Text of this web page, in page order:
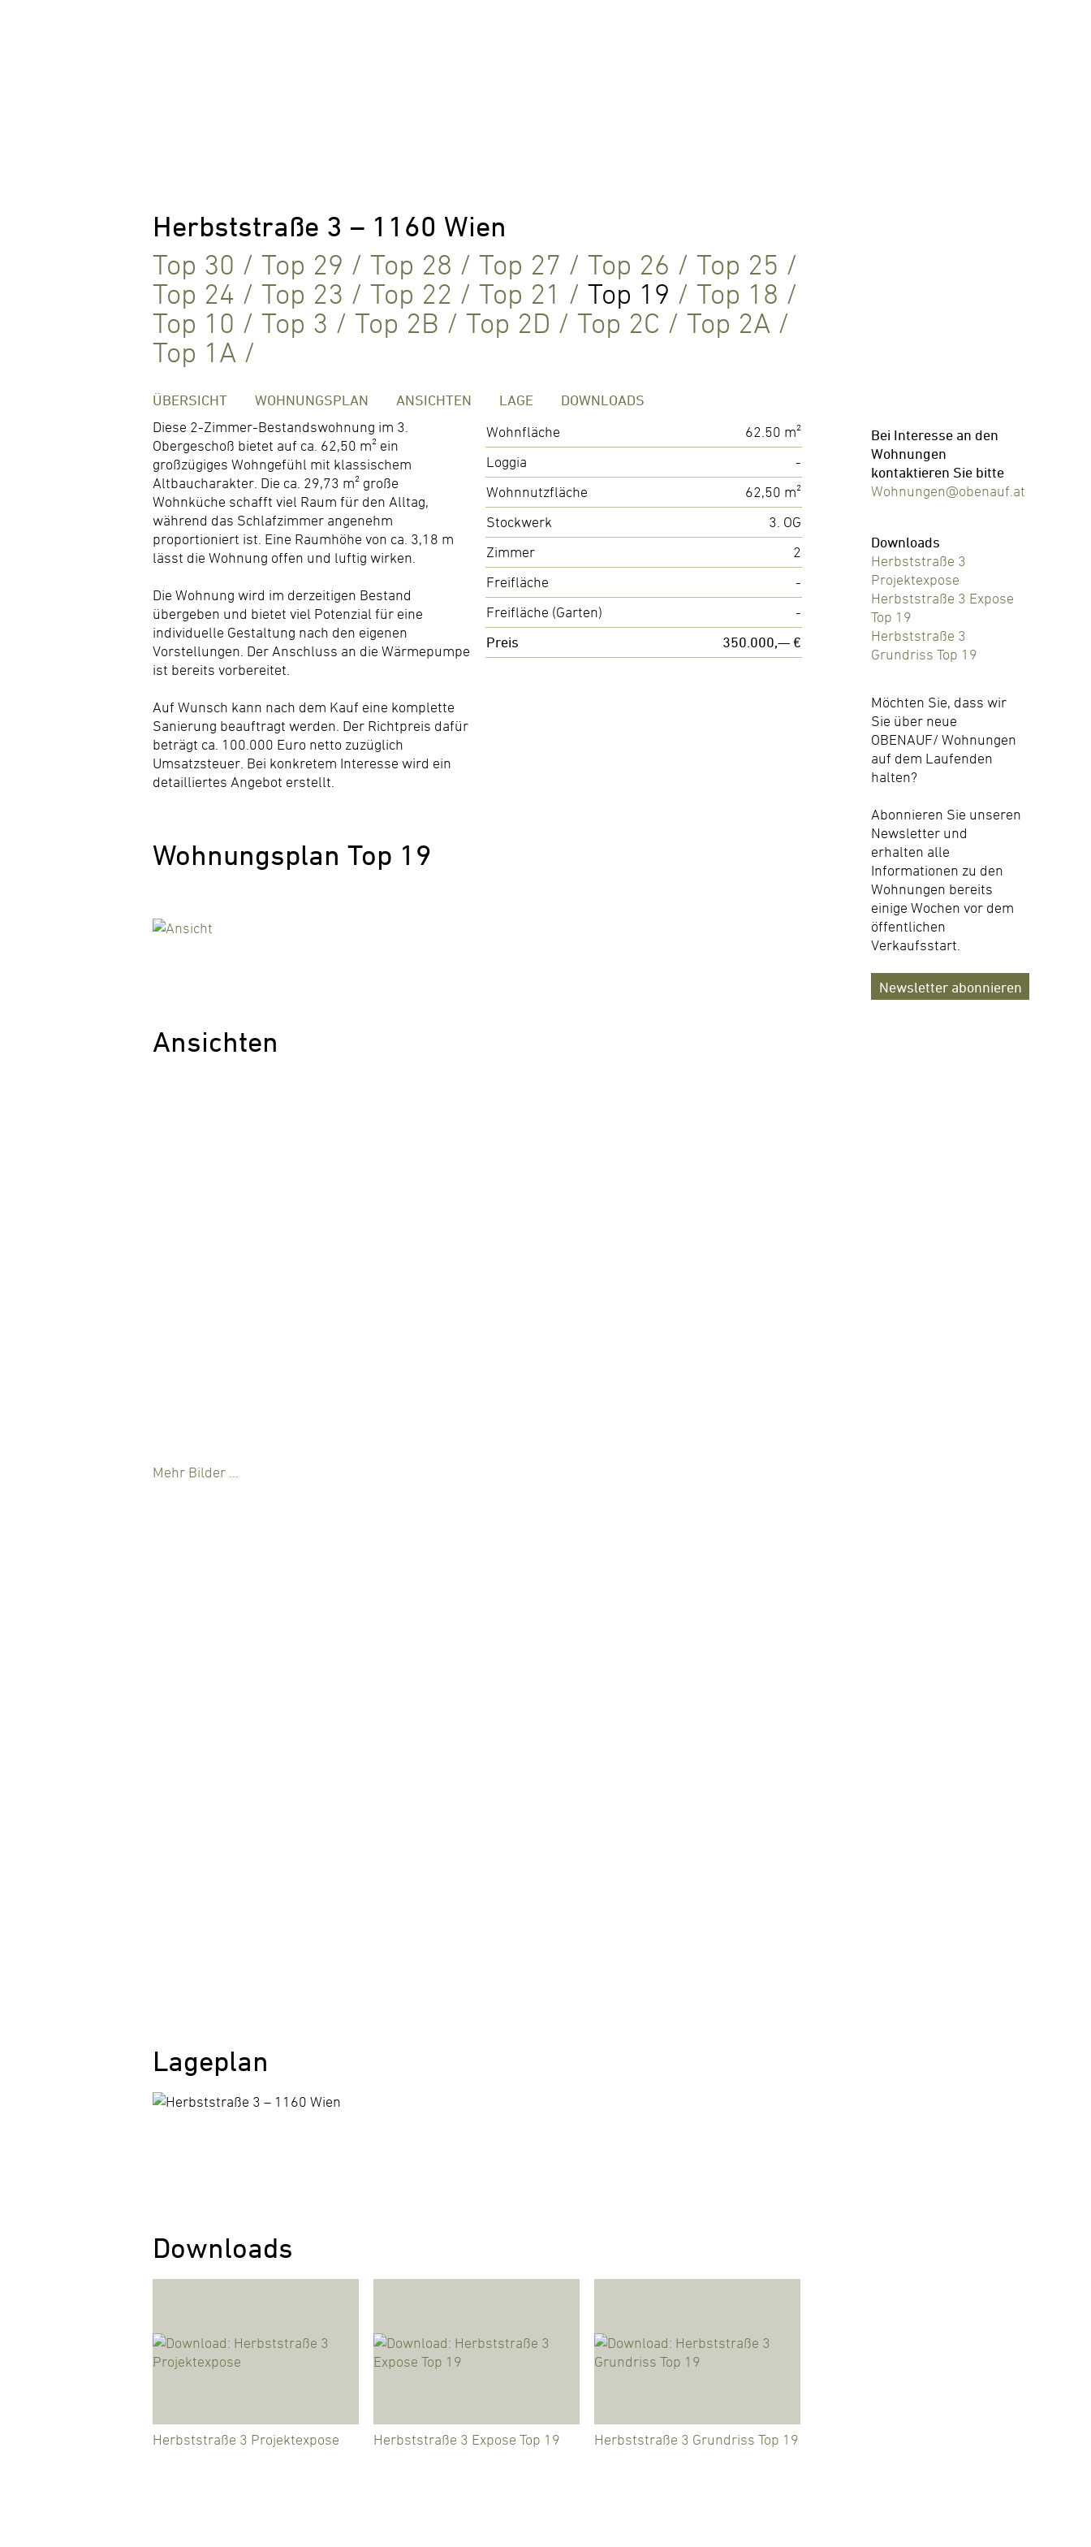
Herbststraße 3 – 1160 Wien
Top 30 / Top 29 / Top 28 / Top 27 / Top 26 / Top 25 /
Top 24 / Top 23 / Top 22 / Top 21 / Top 19 / Top 18 /
Top 10 / Top 3 / Top 2B / Top 2D / Top 2C / Top 2A /
Top 1A /
ÜBERSICHT WOHNUNGSPLAN ANSICHTEN LAGE
DOWNLOADS
Diese 2-Zimmer-Bestandswohnung im 3.
Obergeschoß bietet auf ca. 62,50 m² ein
großzügiges Wohngefühl mit klassischem
Altbaucharakter. Die ca. 29,73 m² große
Wohnküche schafft viel Raum für den Alltag,
während das Schlafzimmer angenehm
proportioniert ist. Eine Raumhöhe von ca. 3,18 m
lässt die Wohnung offen und luftig wirken.
Die Wohnung wird im derzeitigen Bestand
übergeben und bietet viel Potenzial für eine
individuelle Gestaltung nach den eigenen
Vorstellungen. Der Anschluss an die Wärmepumpe
ist bereits vorbereitet.
Auf Wunsch kann nach dem Kauf eine komplette
Sanierung beauftragt werden. Der Richtpreis dafür
beträgt ca. 100.000 Euro netto zuzüglich
Umsatzsteuer. Bei konkretem Interesse wird ein
detailliertes Angebot erstellt.
Wohnfläche
62.50 m²
Loggia
-
Wohnnutzfläche
62,50 m²
Stockwerk
3. OG
Zimmer
2
Freifläche
-
Freifläche (Garten)
-
Preis
350.000,— €
Wohnungsplan Top 19
Ansichten
Mehr Bilder …
Lageplan
Downloads
Herbststraße 3 Projektexpose Herbststraße 3 Expose Top 19 Herbststraße 3 Grundriss Top 19
Bei Interesse an den
Wohnungen
kontaktieren Sie bitte
Wohnungen@obenauf.at
Downloads
Herbststraße 3
Projektexpose
Herbststraße 3 Expose
Top 19
Herbststraße 3
Grundriss Top 19
Möchten Sie, dass wir
Sie über neue
OBENAUF/ Wohnungen
auf dem Laufenden
halten?
Abonnieren Sie unseren
Newsletter und
erhalten alle
Informationen zu den
Wohnungen bereits
einige Wochen vor dem
öffentlichen
Verkaufsstart.
Newsletter abonnieren